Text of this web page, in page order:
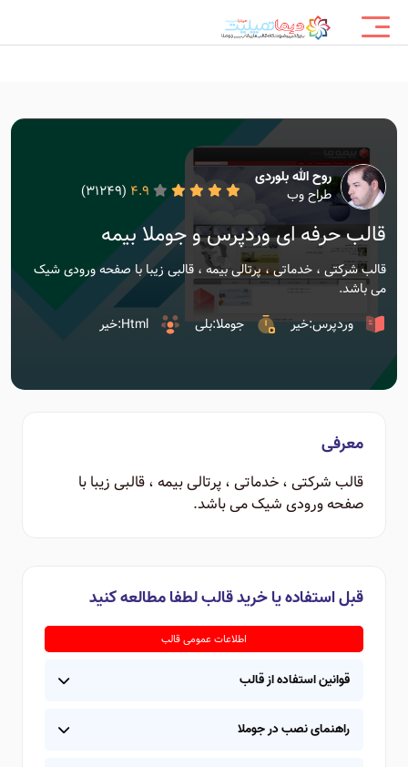
روح الله بلوردی
طراح وب
4.9
(31249)
قالب حرفه ای وردپرس و جوملا بیمه
قالب شرکتی ، خدماتی ، پرتالی بیمه ، قالبی زیبا با صفحه ورودی شیک
می باشد.
وردپرس:خیر
جوملا:بلی Html:خیر
معرفی
قالب شرکتی ، خدماتی ، پرتالی بیمه ، قالبی زیبا با
صفحه ورودی شیک می باشد.
قبل استفاده یا خرید قالب لطفا مطالعه کنید
اطلاعات عمومی قالب
قوانین استفاده از قالب
راهنمای نصب در جوملا